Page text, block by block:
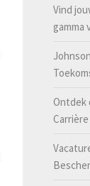
Vind
gamma
Ontdek